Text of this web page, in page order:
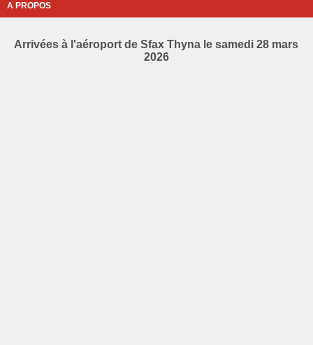
A PROPOS
Arrivées à l'aéroport de Sfax Thyna le samedi 28 mars
2026